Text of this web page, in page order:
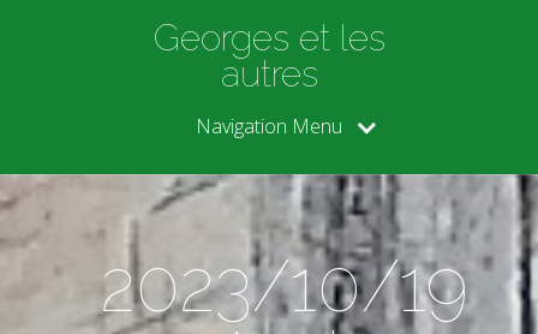
Georges et les
autres
Navigation Menu
2023/10/19